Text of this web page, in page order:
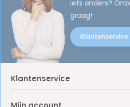
iets anders?
graag!
Klantenservice
Klantenservice